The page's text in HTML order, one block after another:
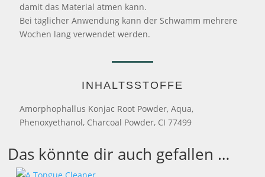
damit das Material atmen kann.
Bei täglicher Anwendung kann der Schwamm mehrere
Wochen lang verwendet werden.
INHALTSSTOFFE
Amorphophallus Konjac Root Powder, Aqua,
Phenoxyethanol, Charcoal Powder, CI 77499
Das könnte dir auch gefallen …